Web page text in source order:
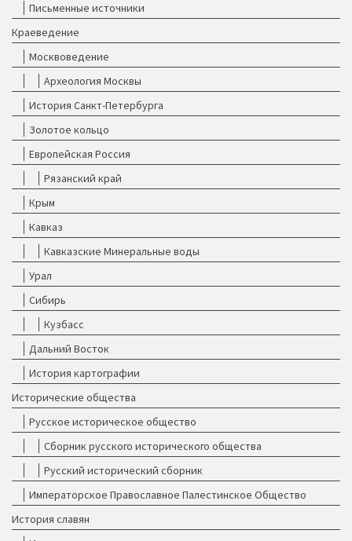
Письменные источники
Краеведение
Москвоведение
Археология Москвы
История Санкт-Петербурга
Золотое кольцо
Европейская Россия
Рязанский край
Крым
Кавказ
Кавказские Минеральные воды
Урал
Сибирь
Кузбасс
Дальний Восток
История картографии
Исторические общества
Русское историческое общество
Сборник русского исторического общества
Русский исторический сборник
Императорское Православное Палестинское Общество
История славян